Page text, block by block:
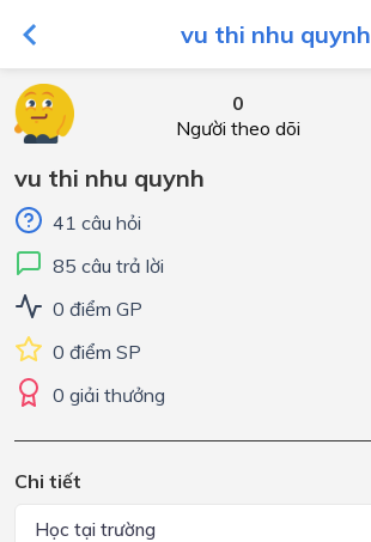
vu thi nhu quynh
0
Người theo dõi
vu thi nhu quynh
41 câu hỏi
85 câu trả lời
0 điểm GP
0 điểm SP
0 giải thưởng
Chi tiết
Học tại trường